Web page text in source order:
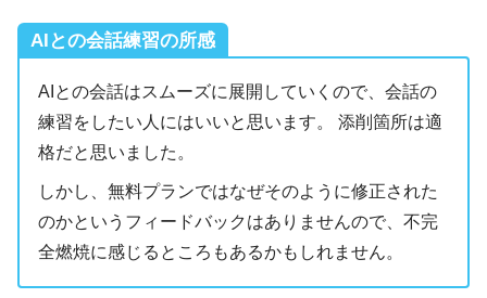
AIとの会話練習の所感
AIとの会話はスムーズに展開していくので、会話の
練習をしたい人にはいいと思います。 添削箇所は適
格だと思いました。
しかし、無料プランではなぜそのように修正された
のかというフィードバックはありませんので、不完
全燃焼に感じるところもあるかもしれません。